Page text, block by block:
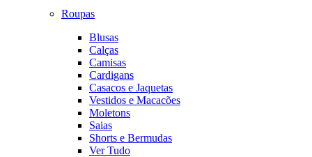
Roupas
Blusas
Calças
Camisas
Cardigans
Casacos e Jaquetas
Vestidos e Macacões
Moletons
Saias
Shorts e Bermudas
Ver Tudo